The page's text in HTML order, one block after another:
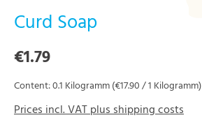
Curd Soap
Regular price:
€1.79
Content:0.1 Kilogramm(€17.90 / 1 Kilogramm)
Prices incl. VAT plus shipping costs